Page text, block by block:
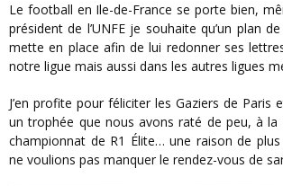
Le football en Ile-de-France se porte bien, même si en qualité de
président de l’UNFE je souhaite qu’un plan
mette en place afin de lui redonner ses
notre ligue mais aussi dans les autres ligues
J’en profite pour féliciter les Gaziers de Paris et leur titre parisien,
un trophée que nous avons raté de peu, à la
championnat de R1 Élite… une raison de
ne voulions pas manquer le rendez-vous de